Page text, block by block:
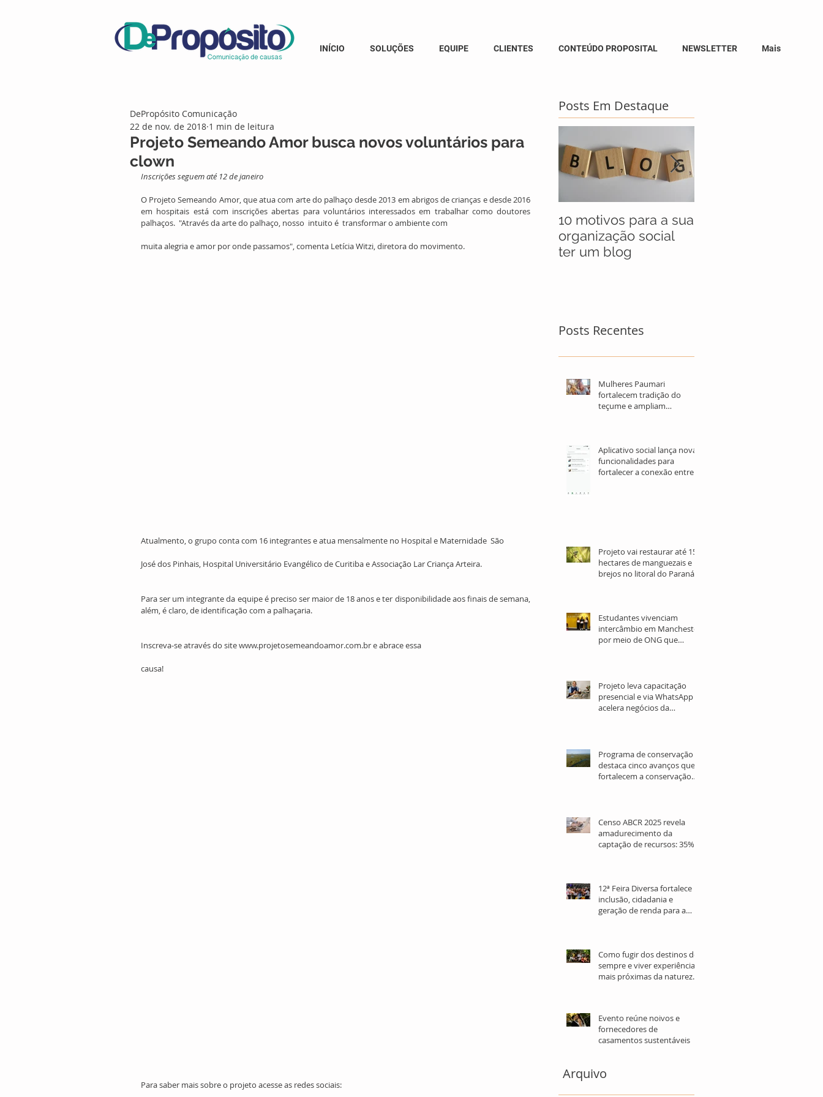
INÍCIO SOLUÇÕES EQUIPE CLIENTES CONTEÚDO PROPOSITAL NEWSLETTER Mais
Projeto Semeando Amor busca novos voluntários para
clown
DePropósito Comunicação
22 de nov. de 2018 1 min de leitura
Inscrições seguem até 12 de janeiro
O Projeto Semeando Amor, que atua com arte do palhaço desde 2013 em abrigos de crianças e desde 2016
em hospitais está com inscrições abertas para voluntários interessados em trabalhar como doutores
palhaços.  "Através da arte do palhaço, nosso  intuito é  transformar o ambiente com
muita alegria e amor por onde passamos", comenta Letícia Witzi, diretora do movimento.
Atualmento, o grupo conta com 16 integrantes e atua mensalmente no Hospital e Maternidade  São
José dos Pinhais, Hospital Universitário Evangélico de Curitiba e Associação Lar Criança Arteira.
Para ser um integrante da equipe é preciso ser maior de 18 anos e ter disponibilidade aos finais de semana,
além, é claro, de identificação com a palhaçaria.
Inscreva-se através do site www.projetosemeandoamor.com.br e abrace essa
causa!
Para saber mais sobre o projeto acesse as redes sociais:
Posts Em Destaque
10 motivos para a sua
organização social
ter um blog
Posts Recentes
Mulheres Paumari
fortalecem tradição do
teçume e ampliam
Aplicativo social lança novas
funcionalidades para
fortalecer a conexão entre
Projeto vai restaurar até 15
hectares de manguezais e
brejos no litoral do Paraná
Estudantes vivenciam
intercâmbio em Manchester
por meio de ONG que
Projeto leva capacitação
presencial e via WhatsApp e
acelera negócios da
Programa de conservação
destaca cinco avanços que
fortalecem a conservação
Censo ABCR 2025 revela
amadurecimento da
captação de recursos: 35%
12ª Feira Diversa fortalece
inclusão, cidadania e
geração de renda para a
Como fugir dos destinos de
sempre e viver experiências
mais próximas da natureza
Evento reúne noivos e
fornecedores de
casamentos sustentáveis
Arquivo